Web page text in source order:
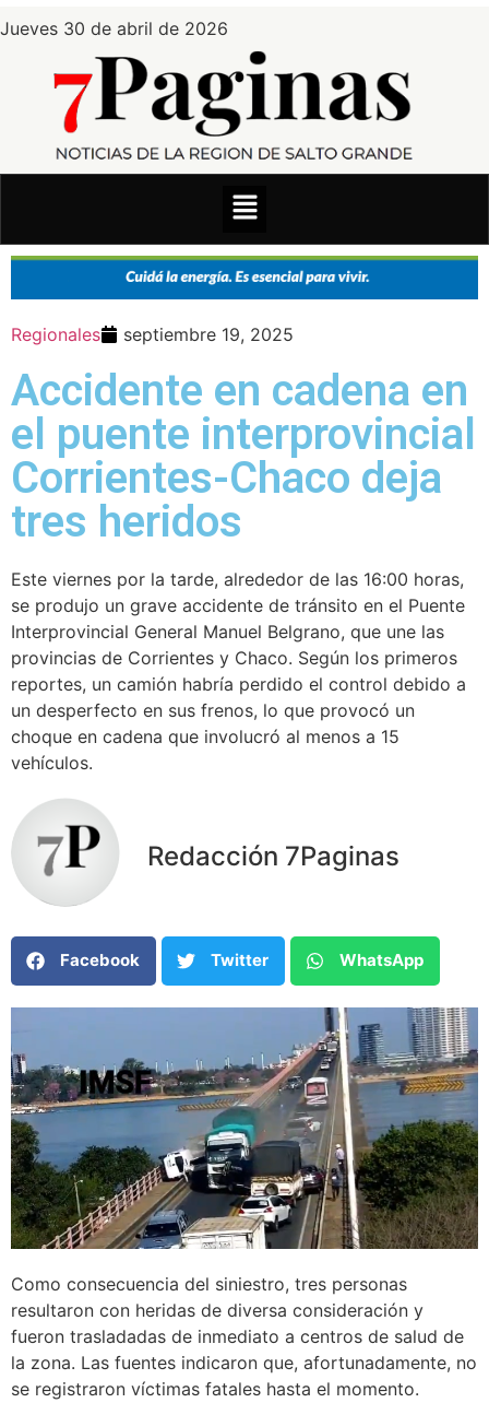
Jueves 30 de abril de 2026
Regionales septiembre 19, 2025
Accidente en cadena en
el puente interprovincial
Corrientes-Chaco deja
tres heridos
Este viernes por la tarde, alrededor de las 16:00 horas,
se produjo un grave accidente de tránsito en el Puente
Interprovincial General Manuel Belgrano, que une las
provincias de Corrientes y Chaco. Según los primeros
reportes, un camión habría perdido el control debido a
un desperfecto en sus frenos, lo que provocó un
choque en cadena que involucró al menos a 15
vehículos.
Redacción 7Paginas
Facebook Twitter WhatsApp
Como consecuencia del siniestro, tres personas
resultaron con heridas de diversa consideración y
fueron trasladadas de inmediato a centros de salud de
la zona. Las fuentes indicaron que, afortunadamente, no
se registraron víctimas fatales hasta el momento.